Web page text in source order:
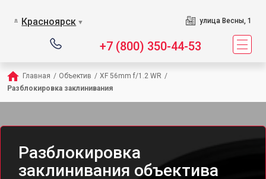
Красноярск ▼ улица Весны, 1
+7 (800) 350-44-53
Главная / Объектив / XF 56mm f/1.2 WR /
Разблокировка заклинивания
Разблокировка
заклинивания объектива